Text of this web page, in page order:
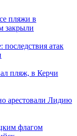
пляжи в
закрыли
атак
пляж, в Керчи
арестовали Лидию
флагом